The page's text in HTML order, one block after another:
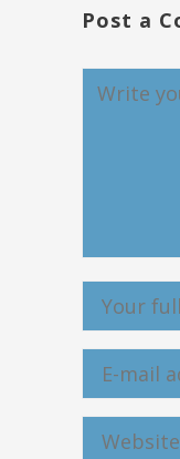
Post a